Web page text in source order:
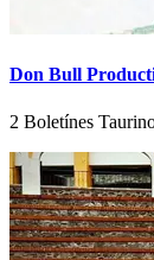
Don Bull
2 Boletínes